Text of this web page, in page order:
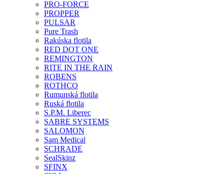
PRO-FORCE
PROPPER
PULSAR
Pure Trash
Rakúska flotila
RED DOT ONE
REMINGTON
RITE IN THE RAIN
ROBENS
ROTHCO
Rumunská flotila
Ruská flotila
S.P.M. Liberec
SABRE SYSTEMS
SALOMON
Sam Medical
SCHRADE
SealSkinz
SFINX